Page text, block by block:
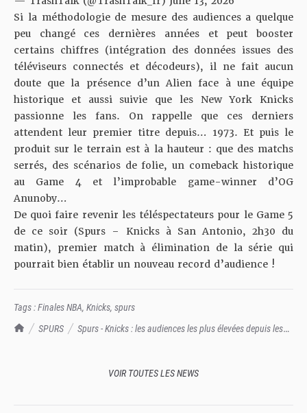
TrashTalk Actu NBA
SPURS
Spurs - Knicks : les audiences les plus élevées depuis les
Si la méthodologie de mesure des audiences a quelque
peu changé ces dernières années et peut booster
certains chiffres (intégration des données issues des
téléviseurs connectés et décodeurs), il ne fait aucun
doute que la présence d’un Alien face à une équipe
historique et aussi suivie que les New York Knicks
passionne les fans. On rappelle que ces derniers
attendent leur premier titre depuis… 1973. Et puis le
produit sur le terrain est à la hauteur : que des matchs
serrés, des scénarios de folie, un comeback historique
au Game 4 et l’improbable game-winner d’OG
Anunoby…
De quoi faire revenir les téléspectateurs pour le Game 5
de ce soir (Spurs – Knicks à San Antonio, 2h30 du
matin), premier match à élimination de la série qui
pourrait bien établir un nouveau record d’audience !
Tags :Finales NBA, Knicks, spurs
VOIR TOUTES LES NEWS